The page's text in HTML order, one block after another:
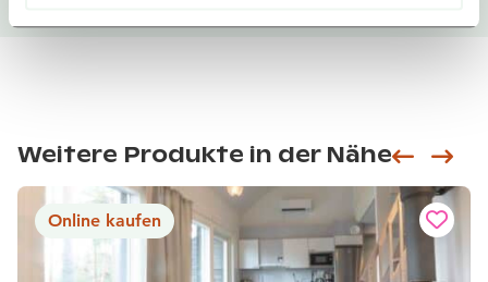
Weitere Produkte in der Nähe
Online kaufen
Siirry